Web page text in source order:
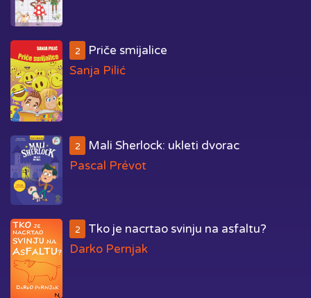
2
Priče smijalice
Sanja Pilić
2
Mali Sherlock: ukleti dvorac
Pascal Prévot
2
Tko je nacrtao svinju na asfaltu?
Darko Pernjak